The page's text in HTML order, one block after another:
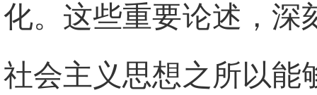
化。这些重要论述，深
社会主义思想之所以能